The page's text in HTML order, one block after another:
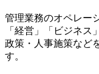
管理業務のオペレー
「経営」「ビジネ
政策・人事施策など
す。